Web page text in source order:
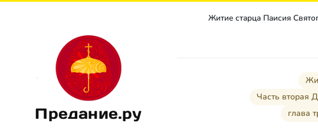
Предание.ру
Житие старца Паисия
Часть
глава